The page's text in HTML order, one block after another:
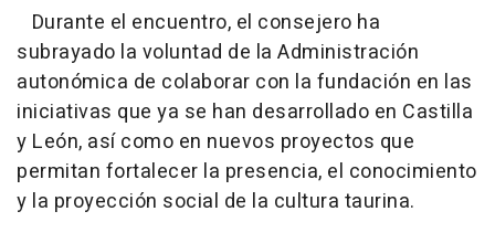
Durante el encuentro, el consejero ha
subrayado la voluntad de la Administración
autonómica de colaborar con la fundación en las
iniciativas que ya se han desarrollado en Castilla
y León, así como en nuevos proyectos que
permitan fortalecer la presencia, el conocimiento
y la proyección social de la cultura taurina.